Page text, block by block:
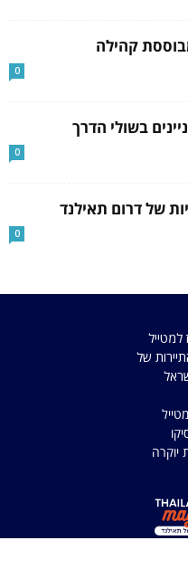
קהילה
0
0
של דרום תאילנד
0
למטייל
של
יוקרה